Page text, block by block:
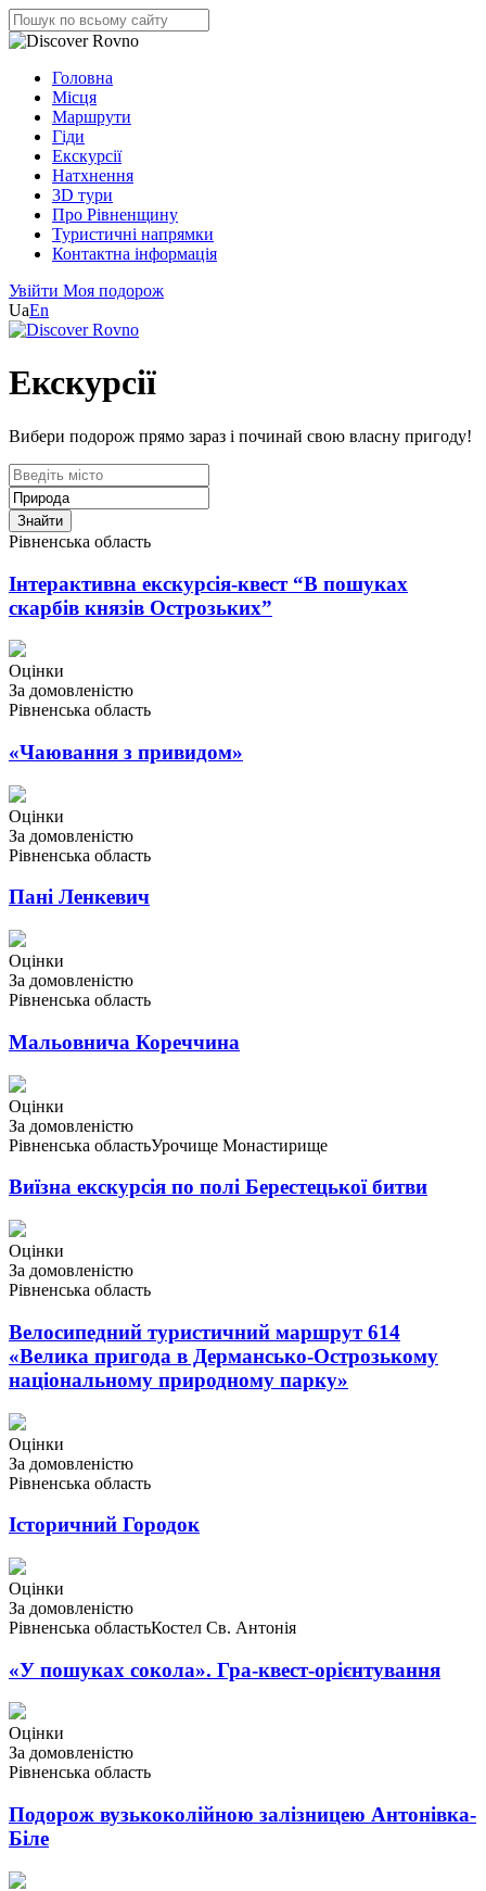
Головна
Місця
Маршрути
Гіди
Екскурсії
Натхнення
3D тури
Про Рівненщину
Туристичні напрямки
Контактна інформація
Увійти Моя подорож
UaEn
Екскурсії
Вибери подорож прямо зараз і починай свою власну пригоду!
Знайти
Рівненська область
Інтерактивна екскурсія-квест “В пошуках
скарбів князів Острозьких”
Оцінки
За домовленістю
Рівненська область
«Чаювання з привидом»
Оцінки
За домовленістю
Рівненська область
Пані Ленкевич
Оцінки
За домовленістю
Рівненська область
Мальовнича Кореччина
Оцінки
За домовленістю
Рівненська областьУрочище Монастирище
Виїзна екскурсія по полі Берестецької битви
Оцінки
За домовленістю
Рівненська область
Велосипедний туристичний маршрут 614
«Велика пригода в Дермансько-Острозькому
національному природному парку»
Оцінки
За домовленістю
Рівненська область
Історичний Городок
Оцінки
За домовленістю
Рівненська областьКостел Св. Антонія
«У пошуках сокола». Гра-квест-орієнтування
Оцінки
За домовленістю
Рівненська область
Подорож вузькоколійною залізницею Антонівка-
Біле